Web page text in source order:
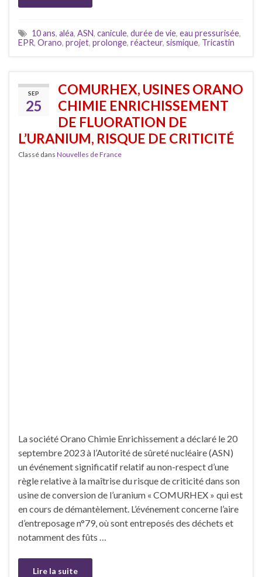
10 ans, aléa, ASN, canicule, durée de vie, eau pressurisée,
EPR, Orano, projet, prolonge, réacteur, sismique, Tricastin
SEP
25
COMURHEX, USINES ORANO
CHIMIE ENRICHISSEMENT
DE FLUORATION DE
L’URANIUM, RISQUE DE CRITICITÉ
Classé dans Nouvelles de France
La société Orano Chimie Enrichissement a déclaré le 20
septembre 2023 à l’Autorité de sûreté nucléaire (ASN)
un événement significatif relatif au non-respect d’une
règle relative à la maîtrise du risque de criticité dans son
usine de conversion de l’uranium « COMURHEX » qui est
en cours de démantèlement. L’événement concerne l’aire
d’entreposage n°79, où sont entreposés des déchets et
notamment des fûts …
Lire la suite